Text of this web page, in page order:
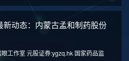
新动态：内蒙古孟和制药股份
工作室 元股证券:ygzq.hk 国家药品监